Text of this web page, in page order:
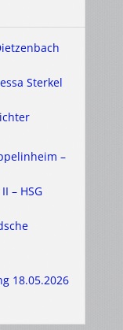
Sterkel
–
– HSG
18.05.2026